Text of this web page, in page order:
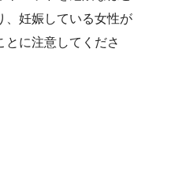
、妊娠している女性が
に注意してくださ